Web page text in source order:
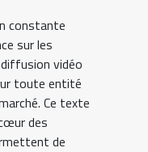
constante
sur les
vidéo
toute entité
Ce texte
des
de